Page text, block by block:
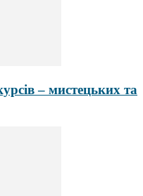
– мистецьких та